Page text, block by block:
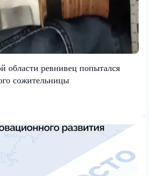
области ревнивец попытался
сожительницы